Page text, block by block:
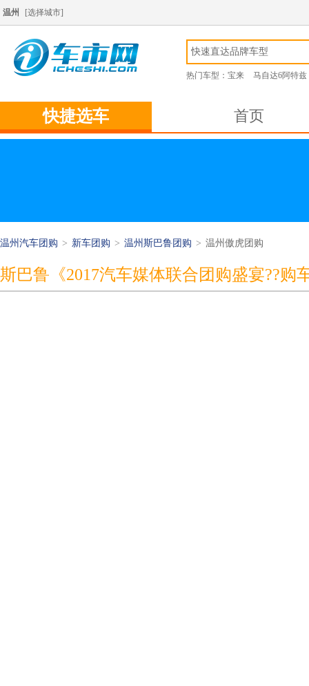
温州 [选择城市]
热门车型： 宝来 马自达6阿特兹
快捷选车 首页
温州汽车团购 > 新车团购 > 温州斯巴鲁团购 > 温州傲虎团购
斯巴鲁《2017汽车媒体联合团购盛宴??购